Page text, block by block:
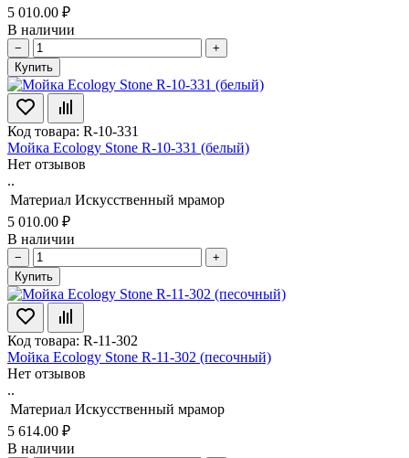
5 010.00 ₽
В наличии
−
+
Купить
Код товара: R-10-331
Мойка Ecology Stone R-10-331 (белый)
Нет отзывов
..
Материал Искусственный мрамор
5 010.00 ₽
В наличии
−
+
Купить
Код товара: R-11-302
Мойка Ecology Stone R-11-302 (песочный)
Нет отзывов
..
Материал Искусственный мрамор
5 614.00 ₽
В наличии